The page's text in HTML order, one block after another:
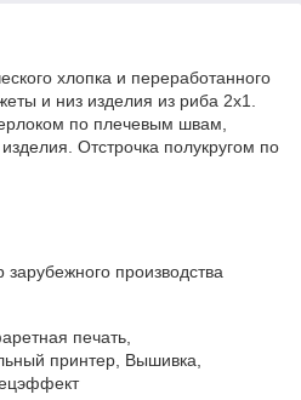
хлопка и переработанного
и низ изделия из риба 2х1.
по плечевым швам,
Отстрочка полукругом по
зарубежного производства
печать,
принтер, Вышивка,